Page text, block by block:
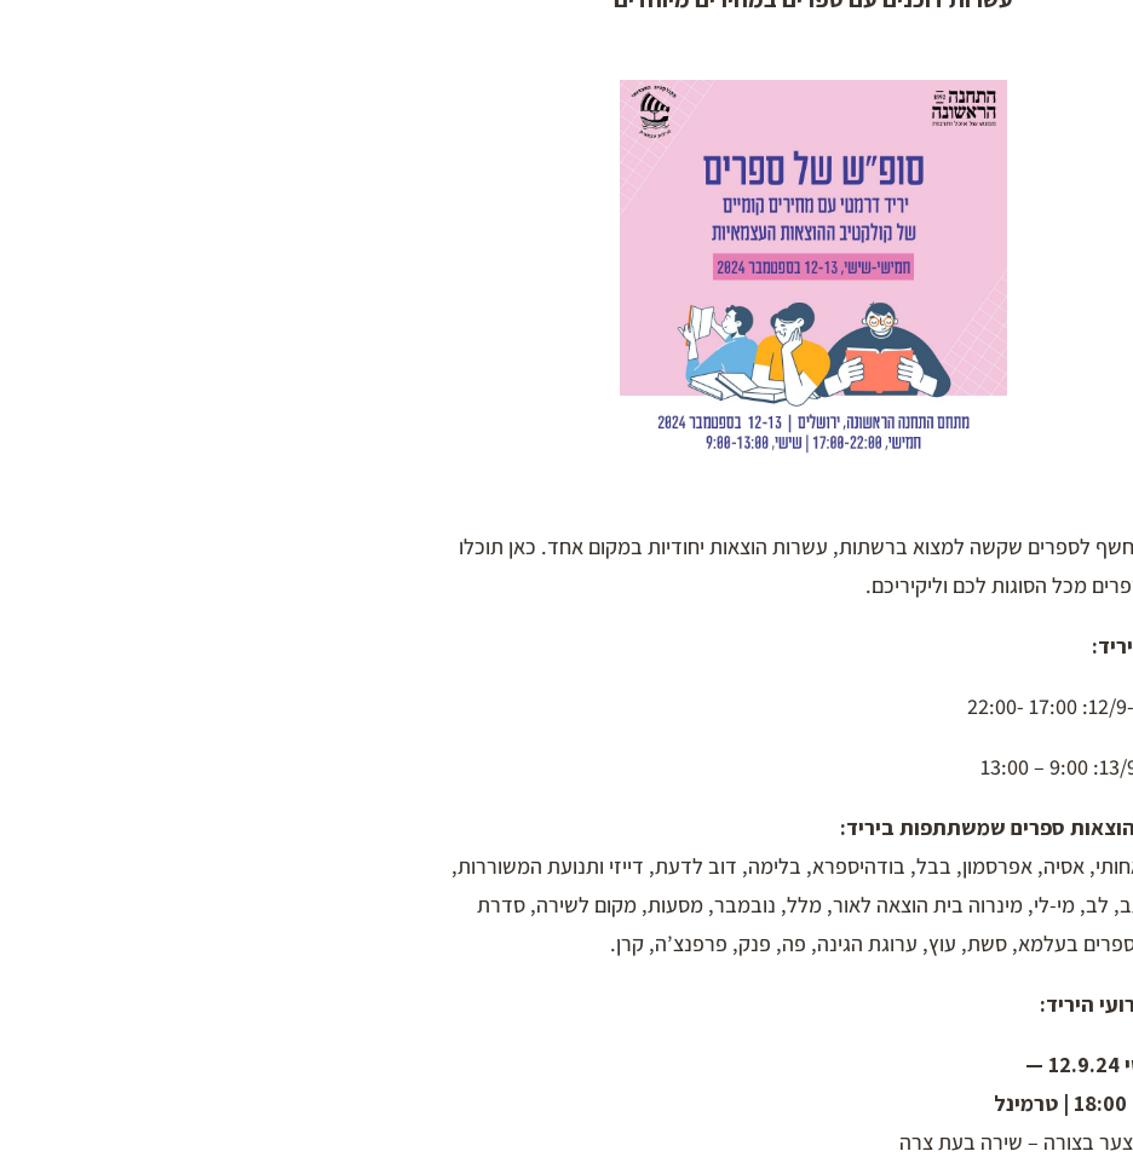
לספרים שקשה למצוא ברשתות, עשרות הוצאות יחודיות במקום אחד. כאן תוכלו
מכל הסוגות לכם וליקיריכם.
ספרים שמשתתפות ביריד:
אסיה, אפרסמון, בבל, בודהיספרא, בלימה, דוב לדעת, דייזי ותנועת המשוררות,
לב, מי-לי, מינרוה בית הוצאה לאור, מלל, נובמבר, מסעות, מקום לשירה, סדרת
בעלמא, סשת, עוץ, ערוגת הגינה, פה, פנק, פרפנצ’ה, קרן.
היריד:
—
בצורה – שירה בעת צרה